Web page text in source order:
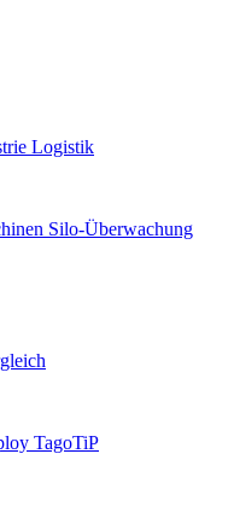
Logistik
Silo-Überwachung
TagoTiP